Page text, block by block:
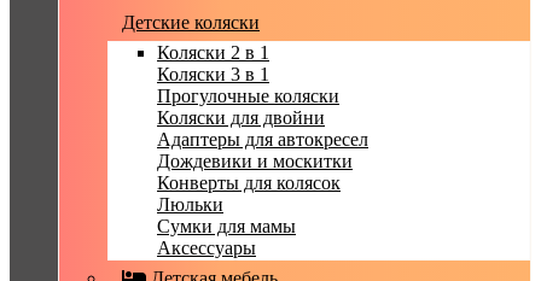
Детские коляски
Коляски 2 в 1
Коляски 3 в 1
Прогулочные коляски
Коляски для двойни
Адаптеры для автокресел
Дождевики и москитки
Конверты для колясок
Люльки
Сумки для мамы
Аксессуары